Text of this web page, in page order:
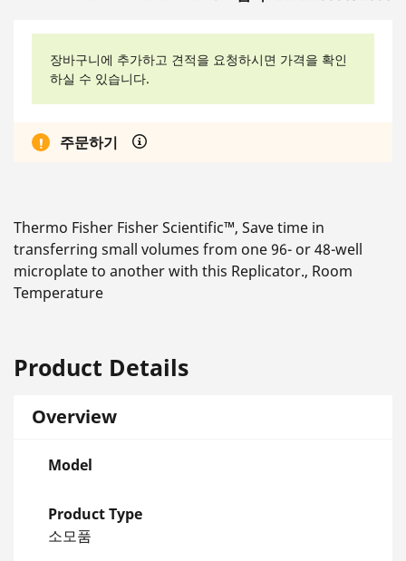
장바구니에 추가하고 견적을 요청하시면 가격을 확인
하실 수 있습니다.
주문하기
Thermo Fisher Fisher Scientific™, Save time in
transferring small volumes from one 96- or 48-well
microplate to another with this Replicator., Room
Temperature
Product Details
Overview
Model
Product Type
소모품